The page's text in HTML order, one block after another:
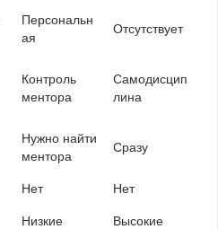
Персональн
ая
Отсутствует
Контроль
ментора
Самодисцип
лина
Нужно найти
ментора
Сразу
Нет Нет
Низкие Высокие